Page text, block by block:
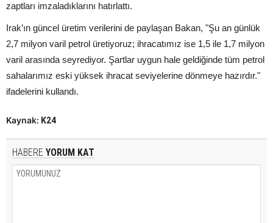
zaptları imzaladıklarını hatırlattı.
Irak’ın güncel üretim verilerini de paylaşan Bakan, "Şu an günlük
2,7 milyon varil petrol üretiyoruz; ihracatımız ise 1,5 ile 1,7 milyon
varil arasında seyrediyor. Şartlar uygun hale geldiğinde tüm petrol
sahalarımız eski yüksek ihracat seviyelerine dönmeye hazırdır."
ifadelerini kullandı.
Kaynak: K24
HABERE YORUM KAT